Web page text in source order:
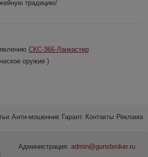
традицию/
СКС-366-Ланкастер
оружие )
Анти-мошенник Гарант Контакты Реклама
Администрация: admin@gunsbroker.ru